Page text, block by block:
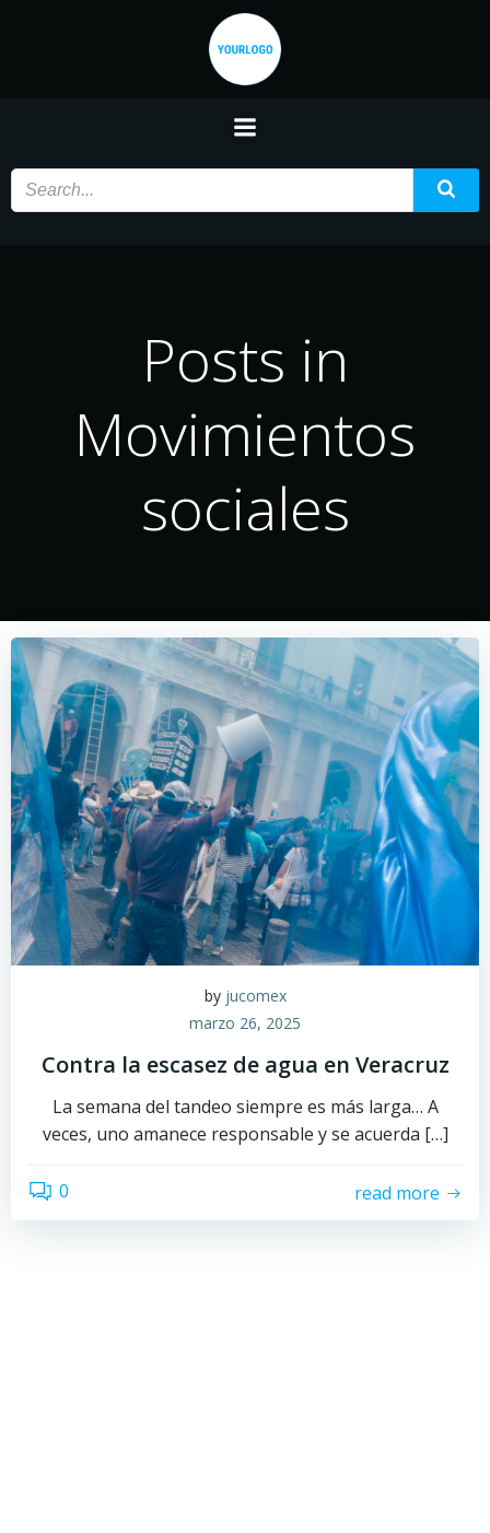
Saltar
contenido
Posts in
Movimientos
sociales
by jucomex
marzo 26, 2025
Contra la escasez de agua en Veracruz
La semana del tandeo siempre es más larga… A
veces, uno amanece responsable y se acuerda […]
0 read more